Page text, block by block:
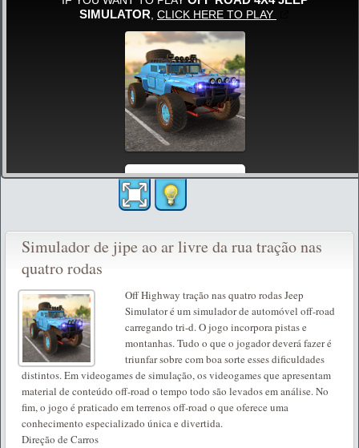
Simulador de jipe ​​​​ao ar livre da rua tração nas
quatro rodas
Off Highway tração nas quatro rodas Jeep
Simulator é um simulador de automóvel off-road
carregando tri-d. O jogo incorpora pistas e
montanhas. Tudo o que o jogador deverá fazer é
triunfar sobre com boa sorte esses dificuldades
distintos. Em videogames de simulação, os videogames que apresentam
material de conteúdo off-road o tempo todo são levados em análise. No
fim, o jogo é praticado em terrenos off-road o que oferece uma
conhecimento especializado única e divertida.
Direção de Carros